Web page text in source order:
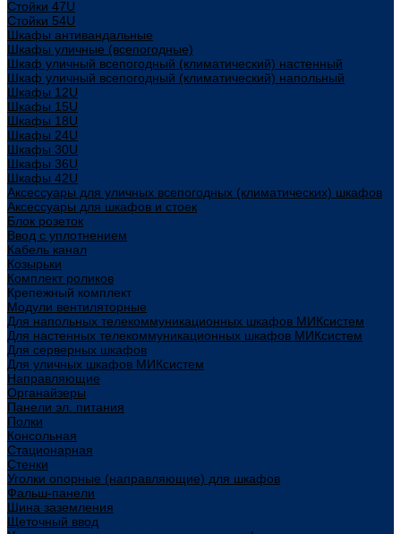
Стойки 47U
Стойки 54U
Шкафы антивандальные
Шкафы уличные (всепогодные)
Шкаф уличный всепогодный (климатический) настенный
Шкаф уличный всепогодный (климатический) напольный
Шкафы 12U
Шкафы 15U
Шкафы 18U
Шкафы 24U
Шкафы 30U
Шкафы 36U
Шкафы 42U
Аксессуары для уличных всепогодных (климатических) шкафов
Аксессуары для шкафов и стоек
Блок розеток
Ввод с уплотнением
Кабель канал
Козырьки
Комплект роликов
Крепежный комплект
Модули вентиляторные
Для напольных телекоммуникационных шкафов МИКсистем
Для настенных телекоммуникационных шкафов МИКсистем
Для серверных шкафов
Для уличных шкафов МИКсистем
Направляющие
Органайзеры
Панели эл. питания
Полки
Консольная
Стационарная
Стенки
Уголки опорные (направляющие) для шкафов
Фальш-панели
Шина заземления
Щеточный ввод